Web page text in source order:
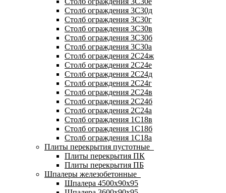
Столб ограждения 3С30д
Столб ограждения 3С30г
Столб ограждения 3С30в
Столб ограждения 3С30б
Столб ограждения 3С30а
Столб ограждения 2С24ж
Столб ограждения 2С24е
Столб ограждения 2С24д
Столб ограждения 2С24г
Столб ограждения 2С24в
Столб ограждения 2С24б
Столб ограждения 2С24а
Столб ограждения 1С18в
Столб ограждения 1С18б
Столб ограждения 1С18а
Плиты перекрытия пустотные
Плиты перекрытия ПК
Плиты перекрытия ПБ
Шпалеры железобетонные
Шпалера 4500х90х95